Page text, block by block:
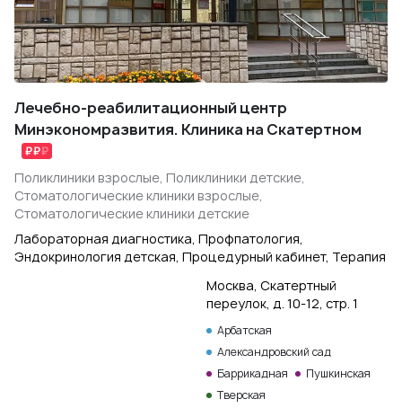
Лечебно-реабилитационный центр
Минэкономразвития. Клиника на Скатертном
Поликлиники взрослые, Поликлиники детские,
Стоматологические клиники взрослые,
Стоматологические клиники детские
Лабораторная диагностика, Профпатология,
Эндокринология детская, Процедурный кабинет, Терапия
Москва, Скатертный
переулок, д. 10-12, стр. 1
Арбатская
Александровский сад
Баррикадная
Пушкинская
Тверская